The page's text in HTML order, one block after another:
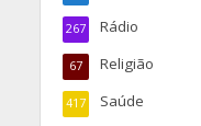
Rádio
267
Religião
67
Saúde
417